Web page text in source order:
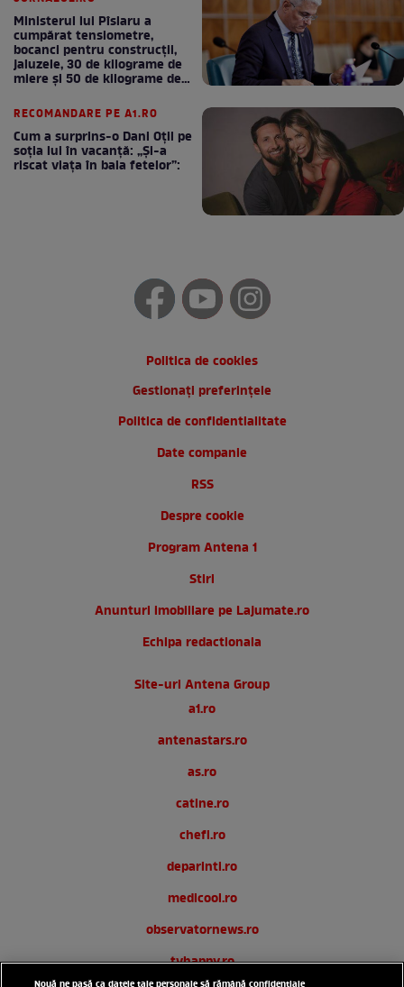
Ministerul lui Pîslaru a
cumpărat tensiometre,
bocanci pentru construcții,
jaluzele, 30 de kilograme de
miere și 50 de kilograme de
RECOMANDARE PE A1.RO
Cum a surprins-o Dani Oțil pe
soția lui în vacanță: „Și-a
riscat viața în baia fetelor”:
Politica de cookies
Gestionați preferințele
Politica de confidentialitate
Date companie
RSS
Despre cookie
Program Antena 1
Stiri
Anunturi imobiliare pe Lajumate.ro
Echipa redactionala
Site-uri Antena Group
a1.ro
antenastars.ro
as.ro
catine.ro
chefi.ro
deparinti.ro
medicool.ro
observatornews.ro
tvhappy.ro